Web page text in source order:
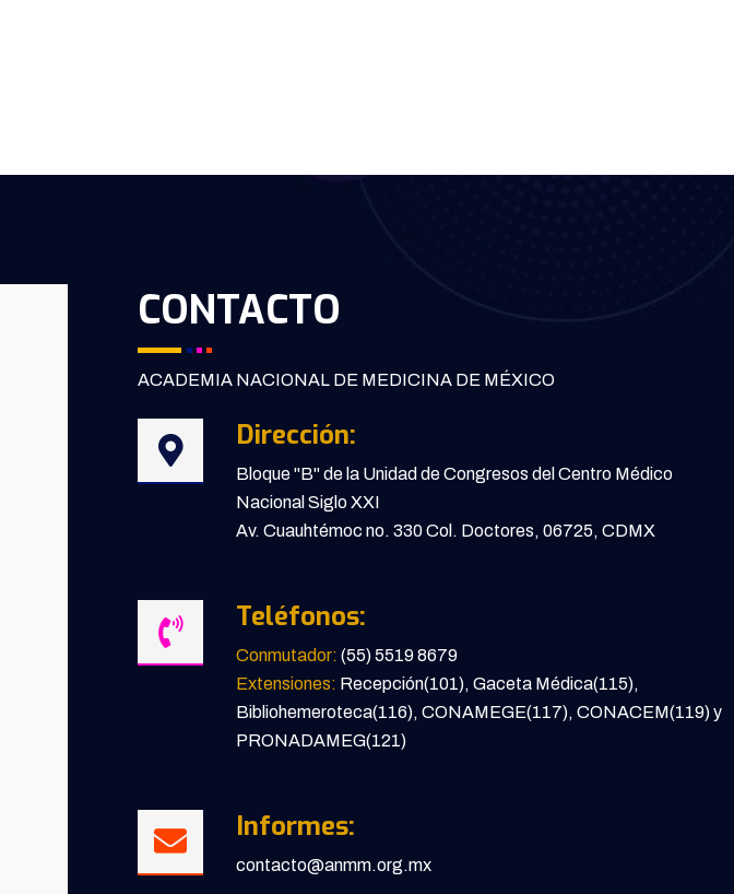
CONTACTO
ACADEMIA NACIONAL DE MEDICINA DE MÉXICO
Dirección:
Bloque "B" de la Unidad de Congresos del Centro Médico
Nacional Siglo XXI
Av. Cuauhtémoc no. 330 Col. Doctores, 06725, CDMX
Teléfonos:
Conmutador: (55) 5519 8679
Extensiones: Recepción(101), Gaceta Médica(115),
Bibliohemeroteca(116), CONAMEGE(117), CONACEM(119) y
PRONADAMEG(121)
Informes:
contacto@anmm.org.mx